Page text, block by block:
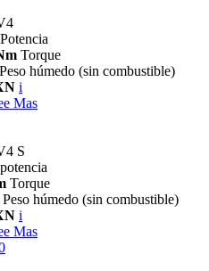
Potencia
Torque
Peso húmedo (sin combustible)
i
Mas
S
potencia
Torque
Peso húmedo (sin combustible)
i
Mas